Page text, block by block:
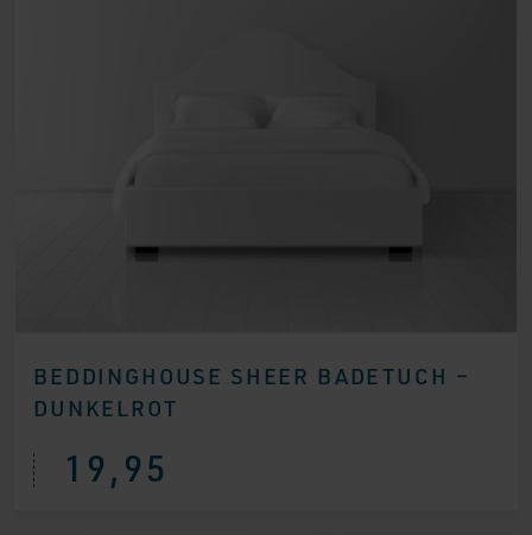
BEDDINGHOUSE SHEER BADETUCH –
DUNKELROT
19,95